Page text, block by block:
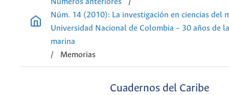
Números anteriores
/
Núm. 14 (2010): La investigación en ciencias del
Universidad Nacional de Colombia – 30 años de
marina
/
Memorias
Cuadernos del Caribe